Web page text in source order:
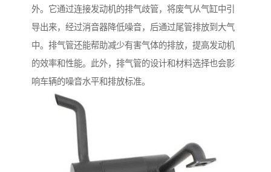
外。它通过连接发动机的排气歧管，将废气从气缸中引
导出来，经过消音器降低噪音，后通过尾管排放到大气
中。排气管还能帮助减少有害气体的排放，提高发动机
的效率和性能。此外，排气管的设计和材料选择也会影
响车辆的噪音水平和排放标准。